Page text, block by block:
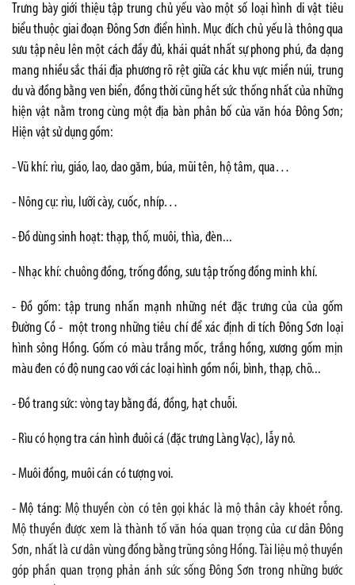
Trưng bày giới thiệu tập trung chủ yếu vào một số loại hình di vật tiêu
biểu thuộc giai đoạn Đông Sơn điển hình. Mục đích chủ yếu là thông qua
sưu tập nêu lên một cách đầy đủ, khái quát nhất sự phong phú, đa dạng
mang nhiều sắc thái địa phương rõ rệt giữa các khu vực miền núi, trung
du và đồng bằng ven biển, đồng thời cũng hết sức thống nhất của những
hiện vật nằm trong cùng một địa bàn phân bố của văn hóa Đông Sơn;
Hiện vật sử dụng gồm:
- Vũ khí: rìu, giáo, lao, dao găm, búa, mũi tên, hộ tâm, qua…
- Nông cụ: rìu, lưỡi cày, cuốc, nhíp…
- Đồ dùng sinh hoạt: thạp, thố, muôi, thìa, đèn...
- Nhạc khí: chuông đồng, trống đồng, sưu tập trống đồng minh khí.
- Đồ gốm: tập trung nhấn mạnh những nét đặc trưng của của gốm
Đường Cồ - một trong những tiêu chí để xác định di tích Đông Sơn loại
hình sông Hồng. Gốm có màu trắng mốc, trắng hồng, xương gốm mịn
màu đen có độ nung cao với các loại hình gồm nồi, bình, thạp, chõ...
- Đồ trang sức: vòng tay bằng đá, đồng, hạt chuỗi.
- Rìu có họng tra cán hình đuôi cá (đặc trưng Làng Vạc), lẫy nỏ.
- Muôi đồng, muôi cán có tượng voi.
- Mộ táng: Mộ thuyền còn có tên gọi khác là mộ thân cây khoét rỗng.
Mộ thuyền được xem là thành tố văn hóa quan trọng của cư dân Đông
Sơn, nhất là cư dân vùng đồng bằng trũng sông Hồng. Tài liệu mộ thuyền
góp phần quan trọng phản ánh sức sống Đông Sơn trong những bước